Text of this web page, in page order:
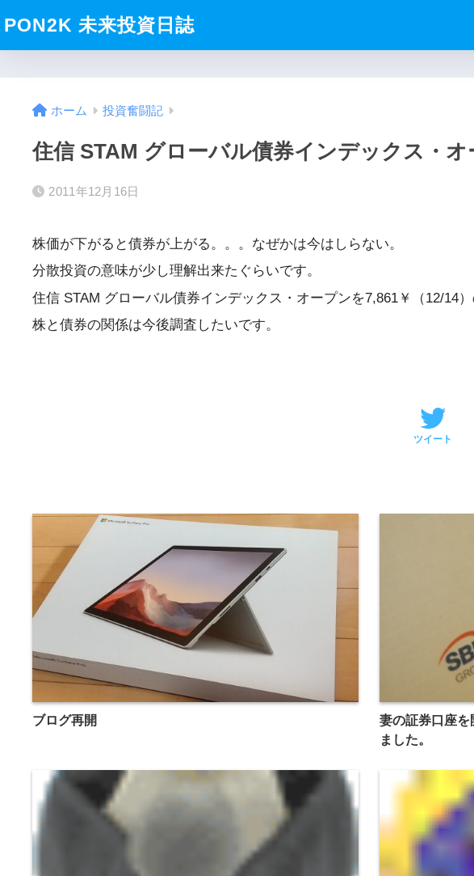
PON2K 未来投資日誌
ホーム 投資奮闘記
住信 STAM グローバル債券インデックス・オ
2011年12月16日
株価が下がると債券が上がる。。。なぜかは今はしらない。
分散投資の意味が少し理解出来たぐらいです。
住信 STAM グローバル債券インデックス・オープンを7,861￥（12/14
株と債券の関係は今後調査したいです。
ツイート
ブログ再開
妻の証券口座
ました。